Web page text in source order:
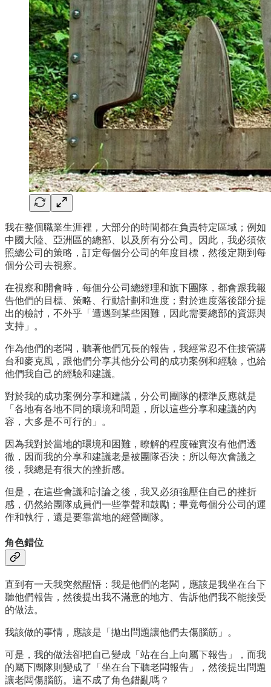
我在整個職業生涯裡，大部分的時間都在負責特定區域；例如
中國大陸、亞洲區的總部、以及所有分公司。因此，我必須依
照總公司的策略，訂定每個分公司的年度目標，然後定期到每
個分公司去視察。
在視察和開會時，每個分公司總經理和旗下團隊，都會跟我報
告他們的目標、策略、行動計劃和進度；對於進度落後部分提
出的檢討，不外乎「遭遇到某些困難，因此需要總部的資源與
支持」。
作為他們的老闆，聽著他們冗長的報告，我經常忍不住接管講
台和麥克風，跟他們分享其他分公司的成功案例和經驗，也給
他們我自己的經驗和建議。
對於我的成功案例分享和建議，分公司團隊的標準反應就是
「各地有各地不同的環境和問題，所以這些分享和建議的內
容，大多是不可行的」。
因為我對於當地的環境和困難，瞭解的程度確實沒有他們透
徹，因而我的分享和建議老是被團隊否決；所以每次會議之
後，我總是有很大的挫折感。
但是，在這些會議和討論之後，我又必須強壓住自己的挫折
感，仍然給團隊成員們一些掌聲和鼓勵；畢竟每個分公司的運
作和執行，還是要靠當地的經營團隊。
角色錯位
直到有一天我突然醒悟：我是他們的老闆，應該是我坐在台下
聽他們報告，然後提出我不滿意的地方、告訴他們我不能接受
的做法。
我該做的事情，應該是「拋出問題讓他們去傷腦筋」。
可是，我的做法卻把自己變成「站在台上向屬下報告」，而我
的屬下團隊則變成了「坐在台下聽老闆報告」，然後提出問題
讓老闆傷腦筋。這不成了角色錯亂嗎？